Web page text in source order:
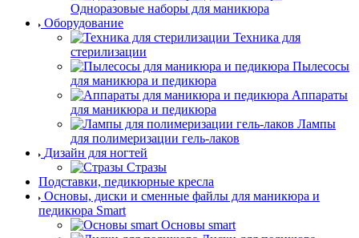
Одноразовые наборы для маникюра
Оборудование
Техника для
стерилизации
Пылесосы
для маникюра и педикюра
Аппараты
для маникюра и педикюра
Лампы
для полимеризации гель-лаков
Дизайн для ногтей
Стразы
Подставки, педикюрные кресла
Основы, диски и сменные файлы для маникюра и
педикюра Smart
Основы smart